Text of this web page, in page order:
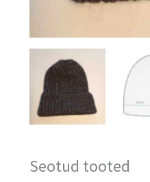
Seotud tooted